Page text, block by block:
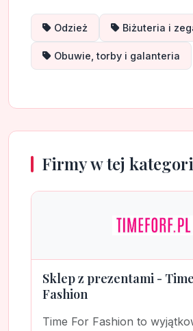
Odzież Biżuteria i
Obuwie, torby i galanteria
Firmy w tej
Sklep z prezentami -
Fashion
Time For Fashion to